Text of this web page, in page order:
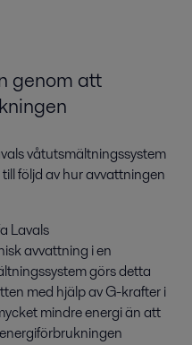
genom att
våtutsmältningssystem
följd av hur avvattningen
Lavals
avvattning i en
görs detta
med hjälp av G-krafter i
mindre energi än att